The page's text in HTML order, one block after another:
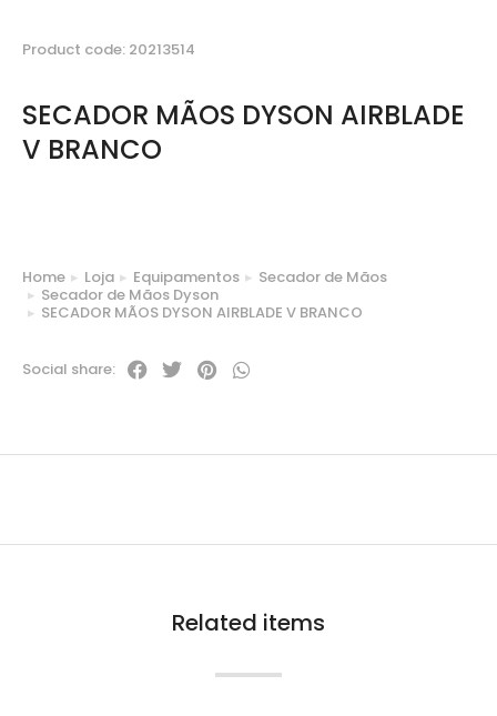
Product code: 20213514
SECADOR MÃOS DYSON AIRBLADE
V BRANCO
You are here:
Home Loja Equipamentos
Secador de Mãos
Secador de Mãos Dyson
SECADOR MÃOS DYSON AIRBLADE V BRANCO
Social share:
Related items